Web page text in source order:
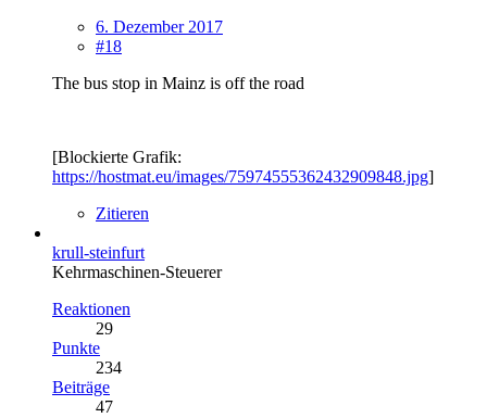
6. Dezember 2017
#18
The bus stop in Mainz is off the road
[Blockierte Grafik:
https://hostmat.eu/images/75974555362432909848.jpg]
Zitieren
krull-steinfurt
Kehrmaschinen-Steuerer
Reaktionen
29
Punkte
234
Beiträge
47